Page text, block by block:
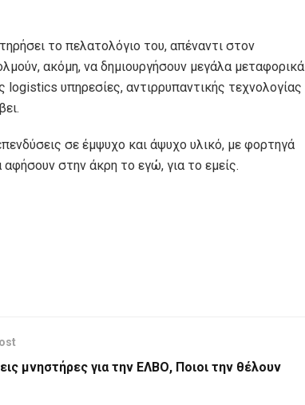
το πελατολόγιο του, απέναντι στον
ακόμη, να δημιουργήσουν μεγάλα μεταφορικά
υπηρεσίες, αντιρρυπαντικής τεχνολογίας
σε έμψυχο και άψυχο υλικό, με φορτηγά
στην άκρη το εγώ, για το εμείς.
μνηστήρες για την ΕΛΒΟ, Ποιοι την θέλουν